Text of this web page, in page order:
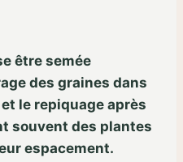
être semée
des graines dans
le repiquage après
souvent des plantes
espacement.